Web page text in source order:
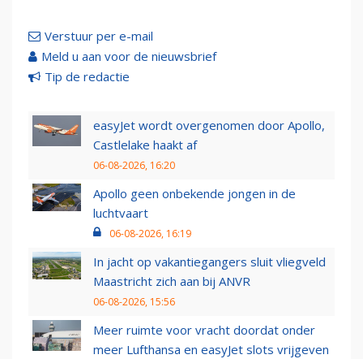
Verstuur per e-mail
Meld u aan voor de nieuwsbrief
Tip de redactie
easyJet wordt overgenomen door Apollo,
Castlelake haakt af
06-08-2026, 16:20
Apollo geen onbekende jongen in de
luchtvaart
06-08-2026, 16:19
In jacht op vakantiegangers sluit vliegveld
Maastricht zich aan bij ANVR
06-08-2026, 15:56
Meer ruimte voor vracht doordat onder
meer Lufthansa en easyJet slots vrijgeven